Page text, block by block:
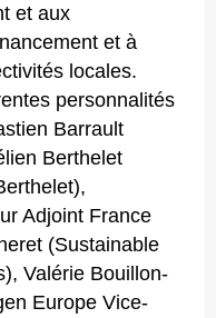
et aux
et à
locales.
personnalités
Barrault
Berthelet
Adjoint France
(Sustainable
Valérie Bouillon-
Europe Vice-